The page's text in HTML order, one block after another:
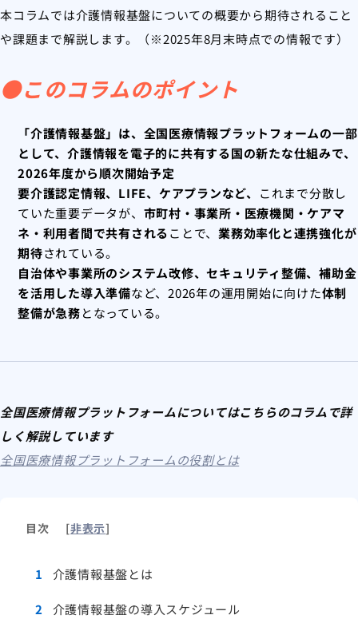
本コラムでは介護情報基盤についての概要から期待されること
や課題まで解説します。（※2025年8月末時点での情報です）
●このコラムのポイント
「介護情報基盤」は、全国医療情報プラットフォームの一部
として、介護情報を電子的に共有する国の新たな仕組みで、
2026年度から順次開始予定
要介護認定情報、LIFE、ケアプランなど、
これまで分散し
ていた重要データが、 市町村・事業所・医療機関・ケアマ
ネ・利用者間で共有されることで、 業務効率化と連携強化が
期待されている。
自治体や事業所のシステム改修、セキュリティ整備、補助金
を活用した導入準備など、2026年の運用開始に向けた体制
整備が急務となっている。
全国医療情報プラットフォームについてはこちらのコラムで詳
しく解説しています
全国医療情報プラットフォームの役割とは
目次 [非表示]
1 介護情報基盤とは
2 介護情報基盤の導入スケジュール